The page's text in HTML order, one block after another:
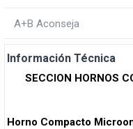
A+B Aconseja
Información Técnica
SECCION HORNOS
Horno Compacto